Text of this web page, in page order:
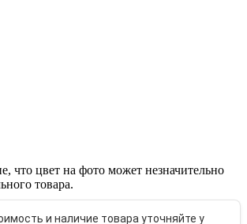
что цвет на фото может незначительно
товара.
и наличие товара уточняйте у